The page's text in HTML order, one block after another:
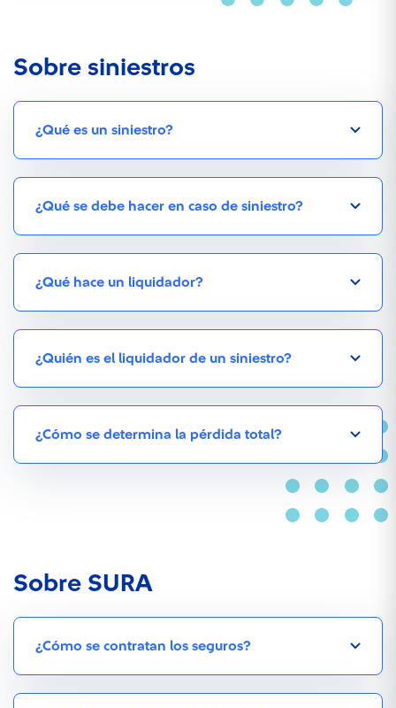
Sobre siniestros
¿Qué es un siniestro?
¿Qué se debe hacer en caso de siniestro?
¿Qué hace un liquidador?
¿Quién es el liquidador de un siniestro?
¿Cómo se determina la pérdida total?
Sobre SURA
¿Cómo se contratan los seguros?